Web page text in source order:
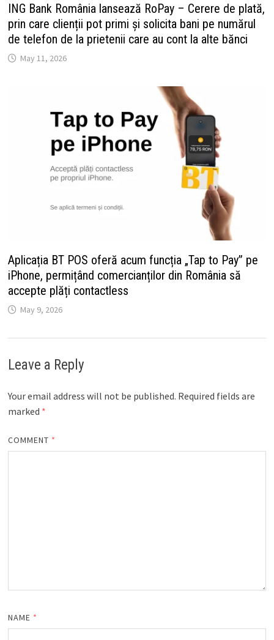
ING Bank România lansează RoPay – Cerere de plată,
prin care clienții pot primi și solicita bani pe numărul
de telefon de la prietenii care au cont la alte bănci
May 11, 2026
Aplicația BT POS oferă acum funcția „Tap to Pay” pe
iPhone, permițând comercianților din România să
accepte plăți contactless
May 9, 2026
Leave a Reply
Your email address will not be published. Required fields are
marked *
COMMENT *
NAME *